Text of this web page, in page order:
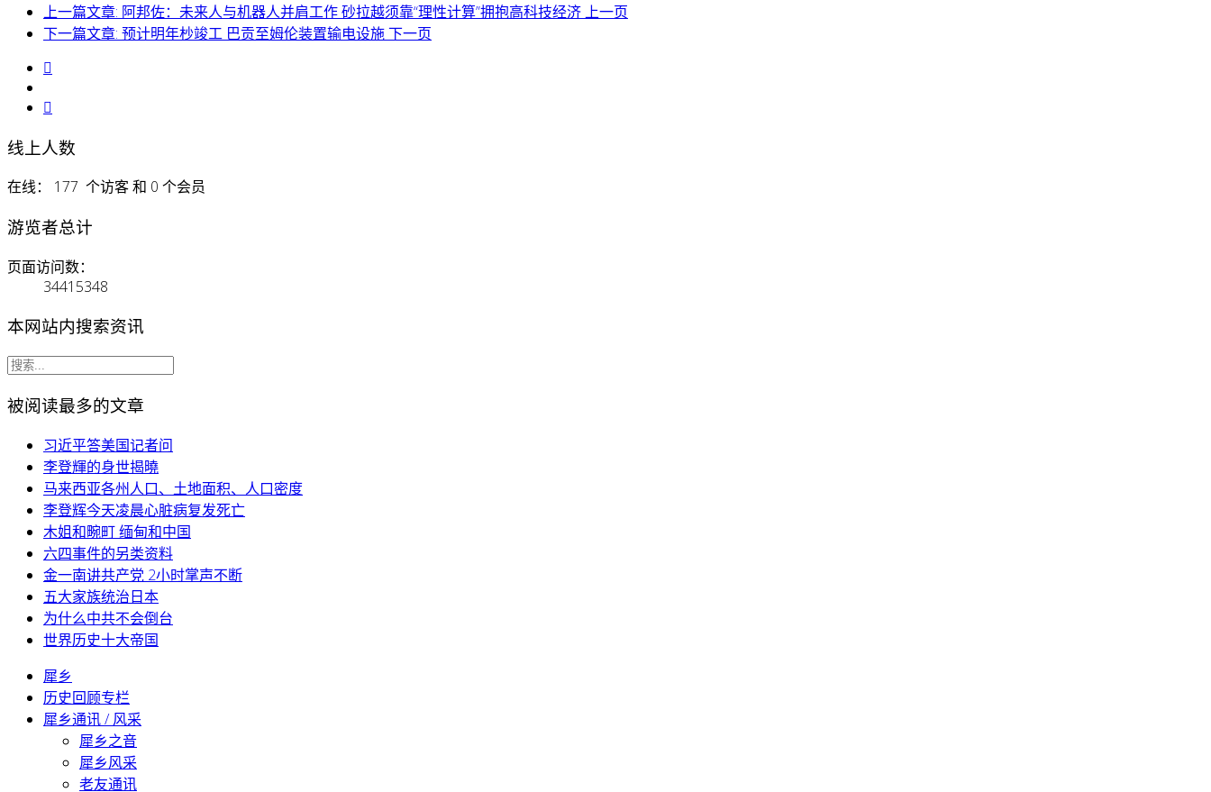
上一篇文章: 阿邦佐：未来人与机器人并肩工作 砂拉越须靠“理性计算”拥抱高科技经济 上一页
下一篇文章: 预计明年杪竣工 巴贡至姆伦装置输电设施下一页
线上人数
在线： 177 个访客 和 0 个会员
游览者总计
页面访问数：
34415348
本网站内搜索资讯
被阅读最多的文章
习近平答美国记者问
李登輝的身世揭曉
马来西亚各州人口、土地面积、人口密度
李登辉今天凌晨心脏病复发死亡
木姐和畹町 缅甸和中国
六四事件的另类资料
金一南讲共产党 2小时掌声不断
五大家族统治日本
为什么中共不会倒台
世界历史十大帝国
犀乡
历史回顾专栏
犀乡通讯 / 风采
犀乡之音
犀乡风采
老友通讯